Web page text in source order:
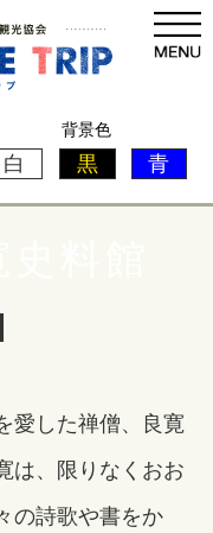
背景色
白 黒 青
愛した禅僧、良寛
は、限りなくおお
の詩歌や書をか